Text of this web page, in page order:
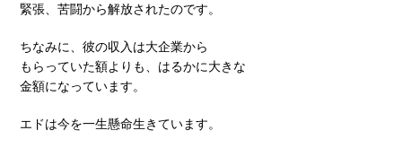
緊張、苦闘から解放されたのです。
ちなみに、彼の収入は大企業から
もらっていた額よりも、はるかに大きな
金額になっています。
エドは今を一生懸命生きています。